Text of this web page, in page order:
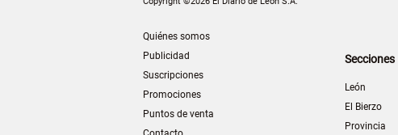
Quiénes somos
Publicidad
Suscripciones
Promociones
Puntos de venta
Secciones
León
El Bierzo
Provincia